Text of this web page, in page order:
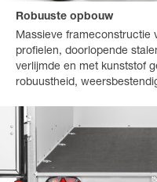
Robuuste opbouw
Massieve frameconstructie
profielen, doorlopende
verlijmde en met kunststof
robuustheid,